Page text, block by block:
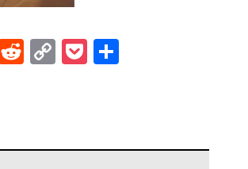
LinkedIn
RedditCopyPocket